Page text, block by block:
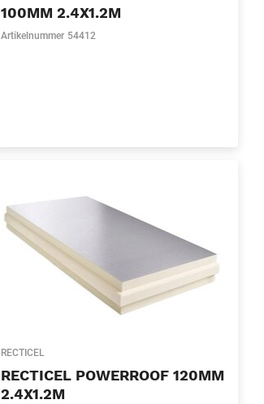
100MM 2.4X1.2M
Artikelnummer 54412
RECTICEL
RECTICEL POWERROOF 120MM
2.4X1.2M